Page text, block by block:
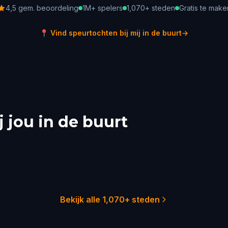
4,5 gem. beoordeling 1M+ spelers 1,070+ steden Gratis te
📍 Vind speurtochten bij mij in de buurt→
jou in de buurt
York City Sydney
Bekijk alle 1,070+ steden